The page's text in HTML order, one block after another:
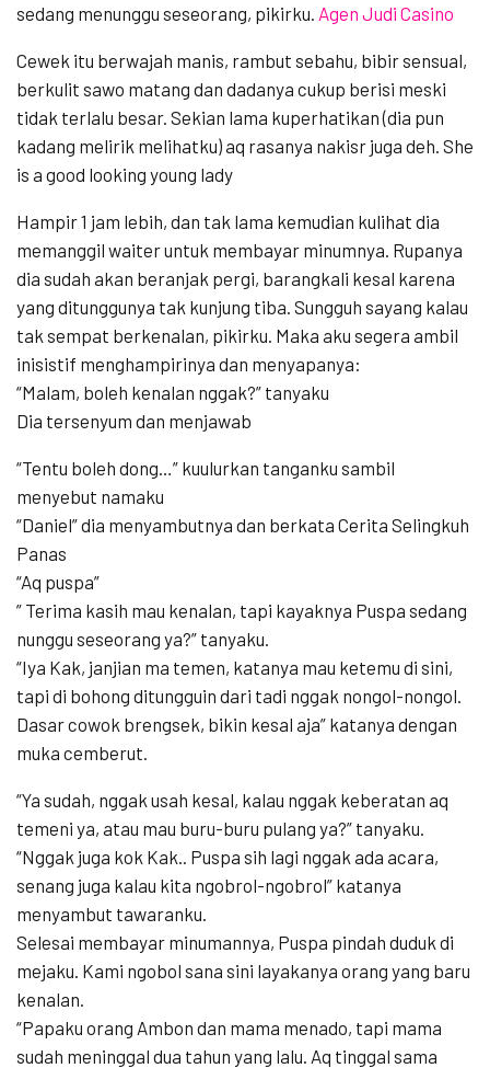
sedang menunggu seseorang, pikirku. Agen Judi Casino
Cewek itu berwajah manis, rambut sebahu, bibir sensual,
berkulit sawo matang dan dadanya cukup berisi meski
tidak terlalu besar. Sekian lama kuperhatikan (dia pun
kadang melirik melihatku) aq rasanya nakisr juga deh. She
is a good looking young lady
Hampir 1 jam lebih, dan tak lama kemudian kulihat dia
memanggil waiter untuk membayar minumnya. Rupanya
dia sudah akan beranjak pergi, barangkali kesal karena
yang ditunggunya tak kunjung tiba. Sungguh sayang kalau
tak sempat berkenalan, pikirku. Maka aku segera ambil
inisistif menghampirinya dan menyapanya:
“Malam, boleh kenalan nggak?” tanyaku
Dia tersenyum dan menjawab
“Tentu boleh dong…” kuulurkan tanganku sambil
menyebut namaku
“Daniel” dia menyambutnya dan berkata Cerita Selingkuh
Panas
“Aq puspa”
” Terima kasih mau kenalan, tapi kayaknya Puspa sedang
nunggu seseorang ya?” tanyaku.
“Iya Kak, janjian ma temen, katanya mau ketemu di sini,
tapi di bohong ditungguin dari tadi nggak nongol-nongol.
Dasar cowok brengsek, bikin kesal aja” katanya dengan
muka cemberut.
“Ya sudah, nggak usah kesal, kalau nggak keberatan aq
temeni ya, atau mau buru-buru pulang ya?” tanyaku.
“Nggak juga kok Kak.. Puspa sih lagi nggak ada acara,
senang juga kalau kita ngobrol-ngobrol” katanya
menyambut tawaranku.
Selesai membayar minumannya, Puspa pindah duduk di
mejaku. Kami ngobol sana sini layakanya orang yang baru
kenalan.
“Papaku orang Ambon dan mama menado, tapi mama
sudah meninggal dua tahun yang lalu. Aq tinggal sama